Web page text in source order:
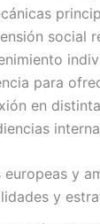
social
para
en
y
y